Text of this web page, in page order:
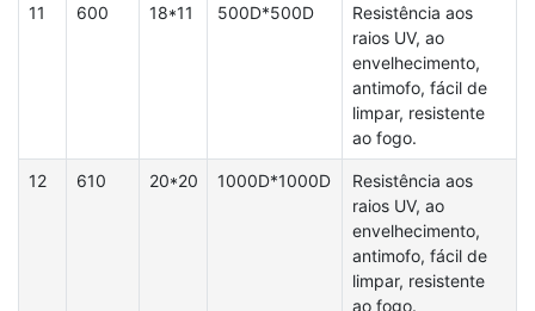
11 600 18*11 500D*500D
Resistência aos
raios UV, ao
envelhecimento,
antimofo, fácil de
limpar, resistente
ao fogo.
12 610 20*20 1000D*1000D
Resistência aos
raios UV, ao
envelhecimento,
antimofo, fácil de
limpar, resistente
ao fogo.